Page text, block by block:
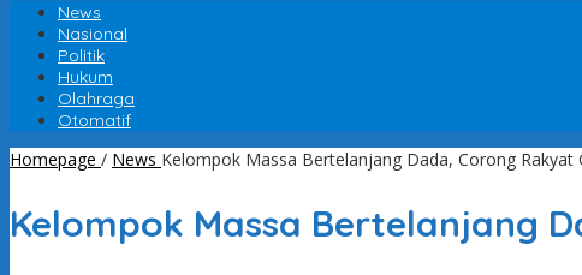
News
Nasional
Politik
Hukum
Olahraga
Otomatif
Homepage / News Kelompok Massa Bertelanjang Dada, Corong Rakyat
Kelompok Massa Bertelanjang